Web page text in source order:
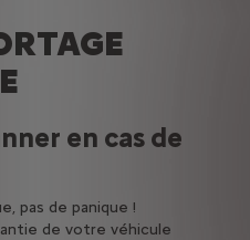
en cas de
pas de panique !
de votre véhicule